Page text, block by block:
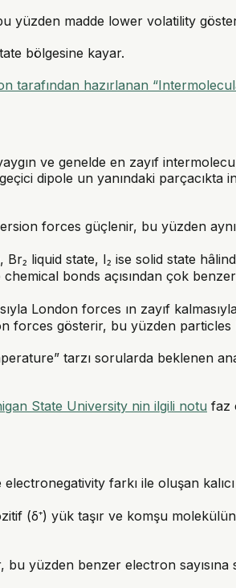
yüzden madde lower volatility
bölgesine kayar.
tarafından hazırlanan
ve genelde en zayıf
dipole un yanındaki parçacıkta
forces güçlenir, bu yüzden
Br₂ liquid state, I₂ ise solid state
bonds açısından çok benzer
London forces ın zayıf
forces gösterir, bu yüzden
tarzı sorularda beklenen
State University nin ilgili notu faz
farkı ile oluşan
(δ⁺) yük taşır ve komşu
yüzden benzer electron sayısına